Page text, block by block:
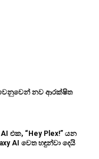
වෙනුවෙන් නව ආරක්ෂිත
එක, “Hey Plex!” යන
AI වෙත හඳුන්වා දෙයි